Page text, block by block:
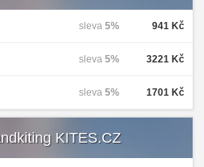
941 Kč
sleva 5%
3221 Kč
sleva 5%
1701 Kč
sleva 5%
KITES.CZ